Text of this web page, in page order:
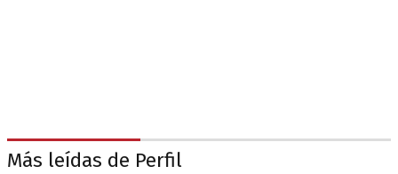
Más leídas de Perfil